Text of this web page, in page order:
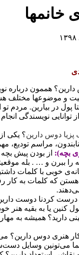
خانمها
موضوعها مختلف هست:
پول در بیارین. مردم
توانایی‌ نویسندگی‌
پزیا دوس دارین؟ یکی
مراسم تودیع،
بچه): از بودن پیش
ببرن و … . بله
خوبی با کلمات
که کلمات به کار
کردنا دوست دارین؟
کنین یا به بقیه هنر
دارید؟ همیشه به
هنری دوس دارین؟
وسایل